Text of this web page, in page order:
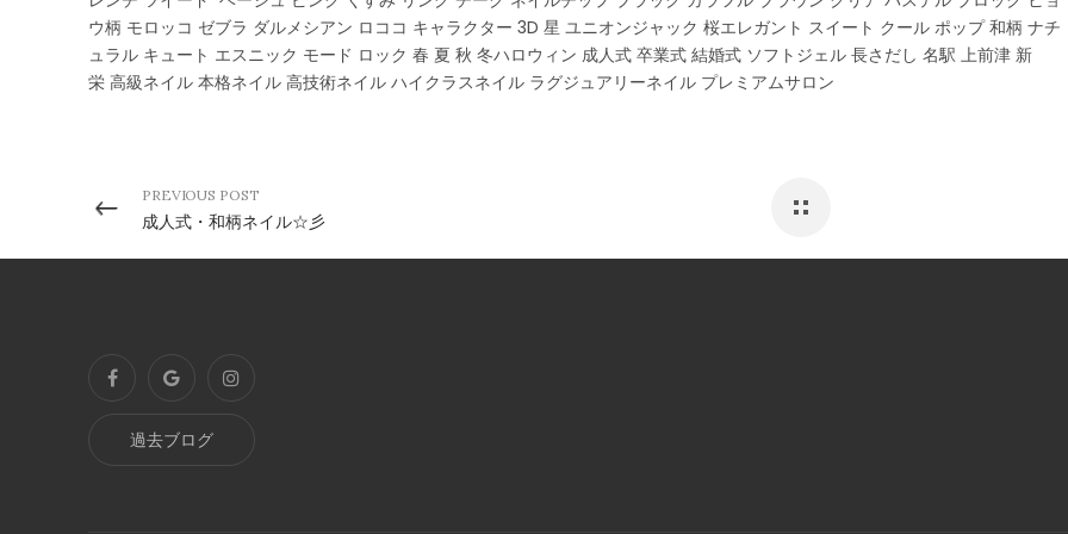
ウ柄 モロッコ ゼブラ ダルメシアン ロココ キャラクター 3D 星 ユニオンジャック 桜エレガント スイート クール ポップ 和柄 ナチ
ュラル キュート エスニック モード ロック 春 夏 秋 冬ハロウィン 成人式 卒業式 結婚式 ソフトジェル 長さだし 名駅 上前津 新
栄 高級ネイル 本格ネイル 高技術ネイル ハイクラスネイル ラグジュアリーネイル プレミアムサロン
PREVIOUS POST
成人式・和柄ネイル☆彡
過去ブログ